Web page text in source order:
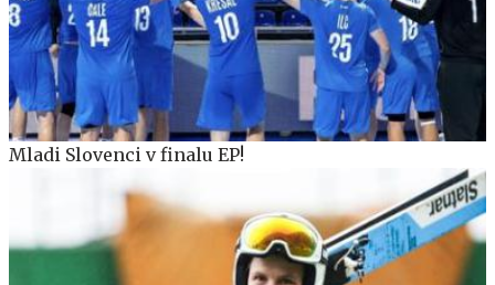
Mladi Slovenci v finalu EP!